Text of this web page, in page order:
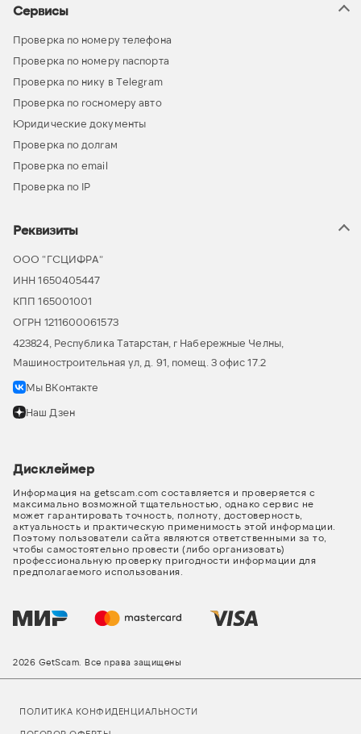
Сервисы
Проверка по номеру телефона
Проверка по номеру паспорта
Проверка по нику в Telegram
Проверка по госномеру авто
Юридические документы
Проверка по долгам
Проверка по email
Проверка по IP
Реквизиты
ООО “ГСЦИФРА”
ИНН 1650405447
КПП 165001001
ОГРН 1211600061573
423824, Республика Татарстан, г Набережные Челны,
Машиностроительная ул, д. 91, помещ. 3 офис 17.2
Мы ВКонтакте
Наш Дзен
Дисклеймер
Информация на getscam.com составляется и проверяется с
максимально возможной тщательностью, однако сервис не
может гарантировать точность, полноту, достоверность,
актуальность и практическую применимость этой информации.
Поэтому пользователи сайта являются ответственными за то,
чтобы самостоятельно провести (либо организовать)
профессиональную проверку пригодности информации для
предполагаемого использования.
2026 GetScam. Все права защищены
ПОЛИТИКА КОНФИДЕНЦИАЛЬНОСТИ